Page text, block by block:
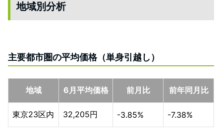
地域別分析
主要都市圏の平均価格（単身引越し）
地域 6月平均価格 前月比 前年同月比
東京23区内 32,205円 -3.85% -7.38%